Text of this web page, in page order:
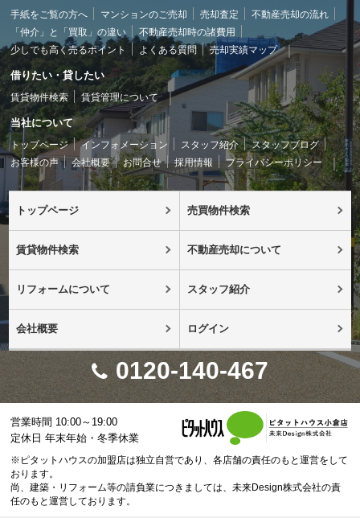
手紙をご覧の方へ マンションのご売却 売却査定
不動産売却の流れ
「仲介」と「買取」の違い
不動産売却時の諸費用
少しでも高く売るポイント
よくある質問 売却実績マップ
借りたい・貸したい
賃貸物件検索 賃貸管理について
当社について
トップページ インフォメーション スタッフ紹介
スタッフブログ
お客様の声
会社概要 お問合せ 採用情報 プライバシーポリシー
トップページ 売買物件検索
賃貸物件検索 不動産売却について
リフォームについて スタッフ紹介
会社概要 ログイン
0120-140-467
営業時間 10:00～19:00
定休日 年末年始・冬季休業
※ピタットハウスの加盟店は独立自営であり、各店舗の責任のもと運営をして
おります。
尚、建築・リフォーム等の請負業につきましては、未来Design株式会社の責
任のもと運営しております。